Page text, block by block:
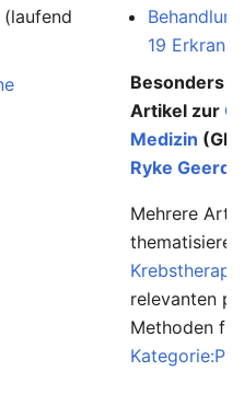
(laufend
19
Besonders
Artikel zur
Medizin
Ryke Geerd
Mehrere
relevanten
Methoden